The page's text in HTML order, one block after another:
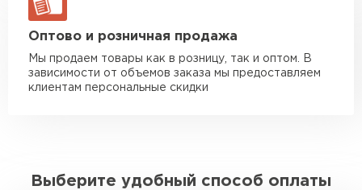
ЗАКАЗАТЬ С ДОСТАВКОЙ
Оптово и розничная продажа
Мы продаем товары как в розницу, так и оптом. В
зависимости от объемов заказа мы предоставляем
клиентам персональные скидки
Выберите удобный способ оплаты